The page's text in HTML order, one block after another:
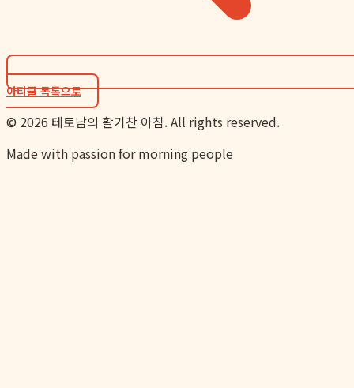
아티클 목록으로
© 2026 테토남의 활기찬 아침. All rights reserved.
Made with passion for morning people